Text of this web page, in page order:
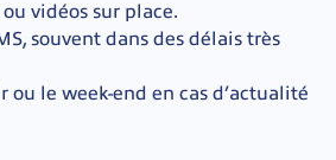
vidéos sur place.
souvent dans des délais très
ou le week-end en cas d’actualité